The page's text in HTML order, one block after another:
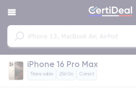
iPhone 16 Pro Max
Titane sable 256 Go Correct